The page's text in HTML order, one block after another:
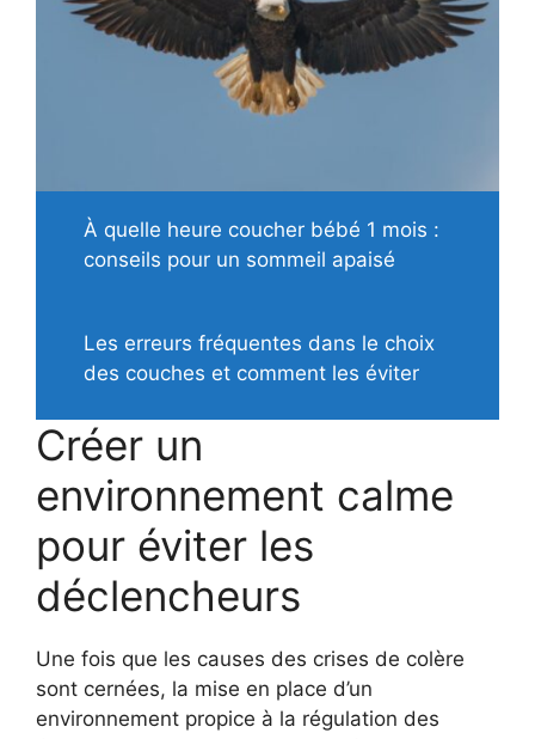
À quelle heure coucher bébé 1 mois :
conseils pour un sommeil apaisé
Les erreurs fréquentes dans le choix
des couches et comment les éviter
Créer un
environnement calme
pour éviter les
déclencheurs
Une fois que les causes des crises de colère
sont cernées, la mise en place d’un
environnement propice à la régulation des